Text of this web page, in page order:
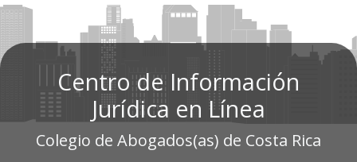
Centro de Información
Jurídica en Línea
Colegio de Abogados(as) de Costa Rica